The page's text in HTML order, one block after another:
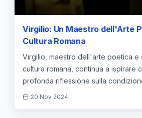
Virgilio: Un Maestro dell'Arte
Cultura Romana
Virgilio, maestro dell'arte poetica e
cultura romana, continua a ispirare
profonda riflessione sulla
20 Nov 2024